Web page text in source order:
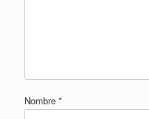
Nombre *